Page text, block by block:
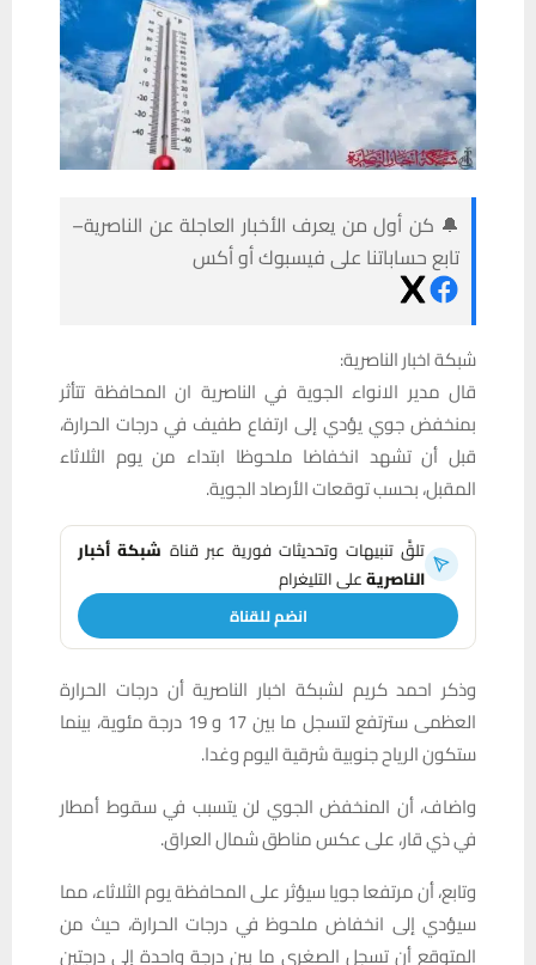
🔔 كن أول من يعرف الأخبار العاجلة عن الناصرية–
تابع حساباتنا على فيسبوك أو أكس
شبكة اخبار الناصرية:
قال مدير الانواء الجوية في الناصرية ان المحافظة تتأثر
بمنخفض جوي يؤدي إلى ارتفاع طفيف في درجات الحرارة،
قبل أن تشهد انخفاضا ملحوظا ابتداء من يوم الثلاثاء
المقبل، بحسب توقعات الأرصاد الجوية.
تلقَّ تنبيهات وتحديثات فورية عبر قناة شبكة أخبار
الناصريةعلى التليغرام
انضم للقناة
وذكر احمد كريم لشبكة اخبار الناصرية أن درجات الحرارة
العظمى سترتفع لتسجل ما بين 17 و 19 درجة مئوية، بينما
ستكون الرياح جنوبية شرقية اليوم وغدا.
واضاف، أن المنخفض الجوي لن يتسبب في سقوط أمطار
في ذي قار، على عكس مناطق شمال العراق.
وتابع، أن مرتفعا جويا سيؤثر على المحافظة يوم الثلاثاء، مما
سيؤدي إلى انخفاض ملحوظ في درجات الحرارة، حيث من
المتوقع أن تسجل الصغرى ما بين درجة واحدة إلى درجتين